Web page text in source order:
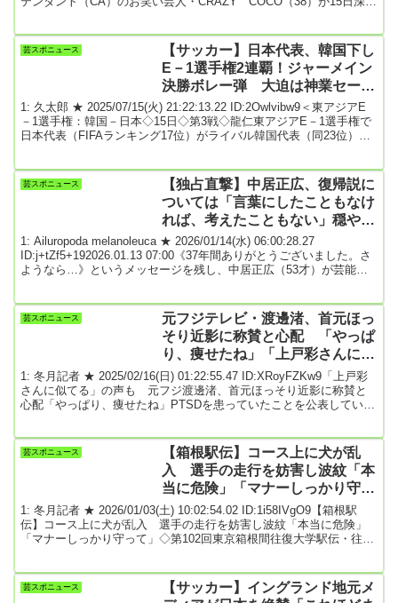
の？」と疑問を呈した。「ビジネスクラスとエコノミークラスの大
きな違いがあって。ビジネスクラスになると、担当CAが付...
芸スポニュース
【サッカー】日本代表、韓国下し
E－1選手権2連覇！ジャーメイン
決勝ボレー弾 大迫は神業セーブ
で守った
1: 久太郎 ★ 2025/07/15(火) 21:22:13.22 ID:2Owlvibw9＜東アジアE
－1選手権：韓国－日本◇15日◇第3戦◇龍仁東アジアE－1選手権で
日本代表（FIFAランキング17位）がライバル韓国代表（同23位）を1
島）が先制点を挙げ、終盤に猛攻を浴びたがGK大迫敬介（広島）の
神業セーブで阻んだ。14人の初代表、Jリーグオールスターで臨んだ
芸スポニュース
【独占直撃】中居正広、復帰説に
ついては「言葉にしたこともなけ
れば、考えたこともない」穏やか
な口調で語った“闘病”と“結
婚”★2
1: Ailuropoda melanoleuca ★ 2026/01/14(水) 06:00:28.27
ID:j+tZf5+192026.01.13 07:00《37年間ありがとうございました。さ
ようなら…》というメッセージを残し、中居正広（53才）が芸能界
触。沈黙を続けてきた彼が語った内容とは──。【前後編の後編】冒
頭のシーン、正月準備の買い出しを終え、両手に荷物...
芸スポニュース
元フジテレビ・渡邊渚、首元ほっ
そり近影に称賛と心配 「やっぱ
り、痩せたね」「上戸彩さんに似
てる」の声も
1: 冬月記者 ★ 2025/02/16(日) 01:22:55.47 ID:XRoyFZKw9「上戸彩
さんに似てる」の声も 元フジ渡邊渚、首元ほっそり近影に称賛と
心配「やっぱり、痩せたね」PTSDを患っていたことを公表している
この日、渡邊は《好きな格好をして、やりたいことをやって、行き
たいところへ行って、会いたい人に会って。ただそういう毎日を過
ごしたい》《＃透明を満たす》...
芸スポニュース
【箱根駅伝】コース上に犬が乱
入 選手の走行を妨害し波紋「本
当に危険」「マナーしっかり守っ
て」 ポメラニアン？
1: 冬月記者 ★ 2026/01/03(土) 10:02:54.02 ID:1i58IVgO9【箱根駅
伝】コース上に犬が乱入 選手の走行を妨害し波紋「本当に危険」
「マナーしっかり守って」◇第102回東京箱根間往復大学駅伝・往路
デントが発生していたことが分かった。出場選手が注意喚起するな
ど、波紋が広がっている。往路3区途中でポメラニアンと思われる小
芸スポニュース
【サッカー】イングランド地元メ